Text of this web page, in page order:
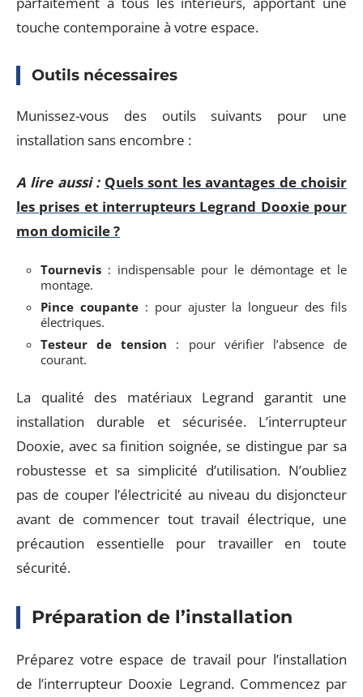
touche contemporaine à votre espace.
Outils nécessaires
Munissez-vous des outils suivants pour une
installation sans encombre :
A lire aussi : Quels sont les avantages de choisir
les prises et interrupteurs Legrand Dooxie pour
mon domicile ?
Tournevis : indispensable pour le démontage et le
montage.
Pince coupante: pour ajuster la longueur des fils
électriques.
Testeur de tension : pour vérifier l’absence de
courant.
La qualité des matériaux Legrand garantit une
installation durable et sécurisée. L’interrupteur
Dooxie, avec sa finition soignée, se distingue par sa
robustesse et sa simplicité d’utilisation. N’oubliez
pas de couper l’électricité au niveau du disjoncteur
avant de commencer tout travail électrique, une
précaution essentielle pour travailler en toute
sécurité.
Préparation de l’installation
Préparez votre espace de travail pour l’installation
de l’interrupteur Dooxie Legrand. Commencez par